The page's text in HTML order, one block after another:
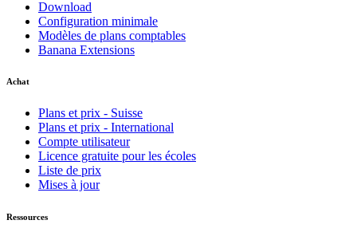
Download
Configuration minimale
Modèles de plans comptables
Banana Extensions
Achat
Plans et prix - Suisse
Plans et prix - International
Compte utilisateur
Licence gratuite pour les écoles
Liste de prix
Mises à jour
Ressources